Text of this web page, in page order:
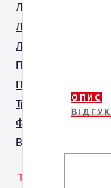
Ліфтинг обличчя та
Лазерна епіляція
Лазерне
Пресотерапія
Проти Целюліту
Трихологія
Фракційне
Ванни для SPA
ТЕХНОЛОГІЇ
ОПИС